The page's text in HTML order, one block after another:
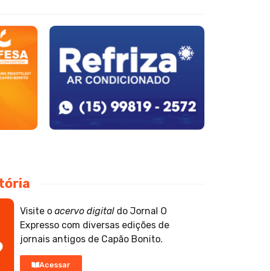
Visite o acervo digital do Jornal O
Expresso com diversas edições de
jornais antigos de Capão Bonito.
Acessar